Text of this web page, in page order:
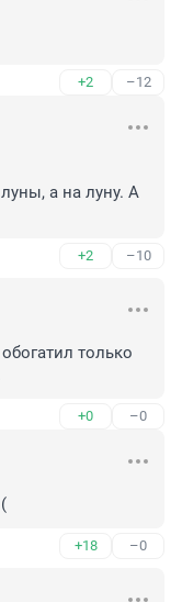
+2 –12
а на луну. А
+2 –10
только
+0 –0
+18 –0